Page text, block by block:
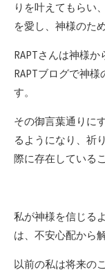
りを叶えてもらい
を愛し、神様のた
RAPTさんは神様か
RAPTブログで神
す。
その御言葉通りに
るようになり、祈
際に存在している
私が神様を信じる
は、不安心配から
以前の私は将来の